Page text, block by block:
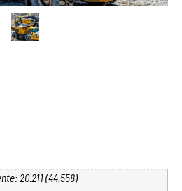
20.211 (44.558)